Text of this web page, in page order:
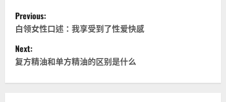
P
o
s
Previous:
白领女性口述：我享受到了性爱快感
Next:
复方精油和单方精油的区别是什么